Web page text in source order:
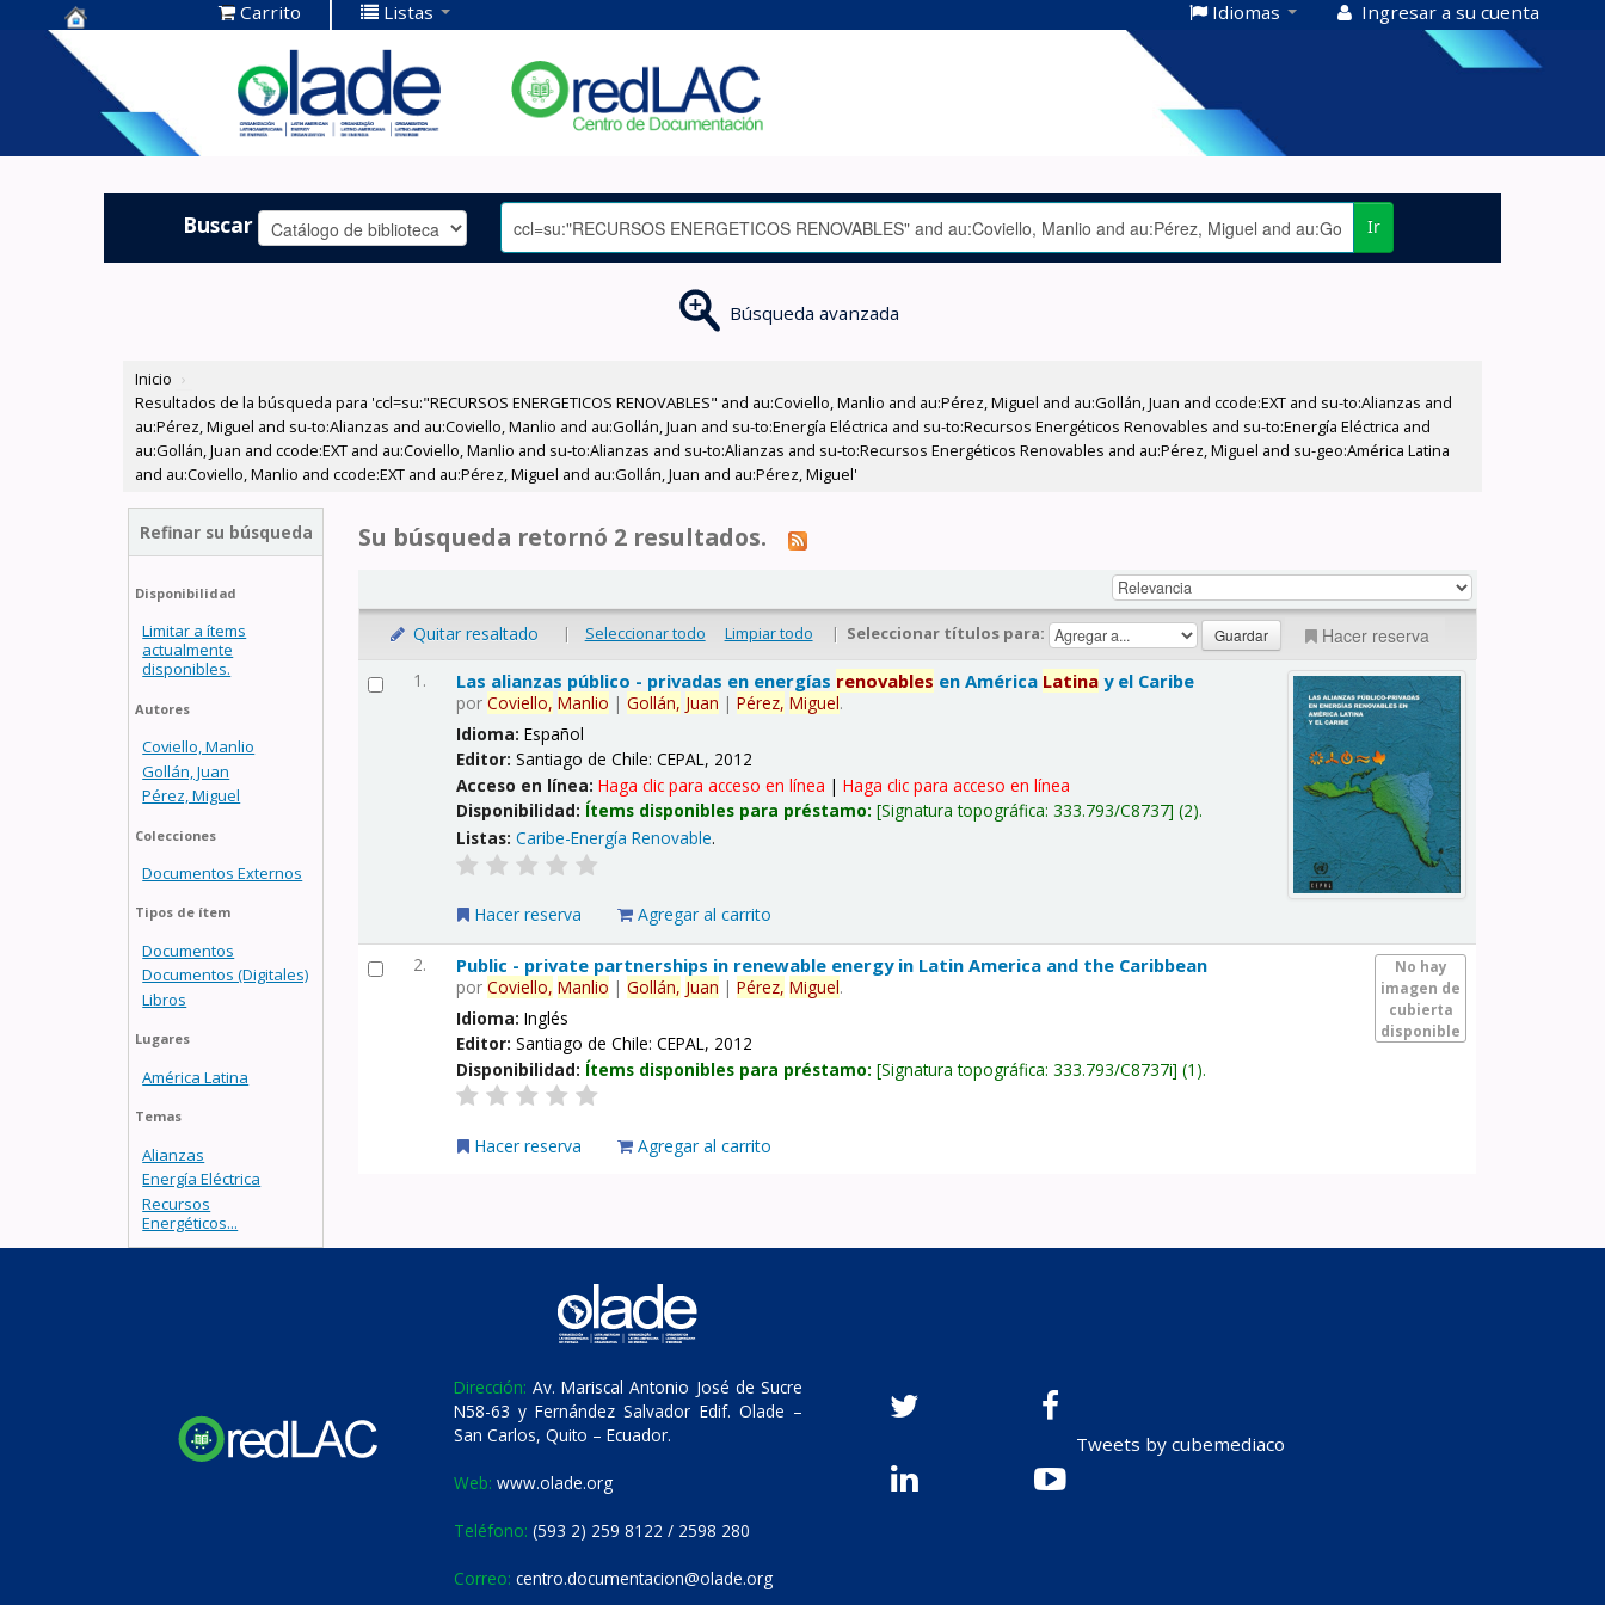
Centro de
Documentación
OLADE -
Carrito Listas Idiomas Ingresar a su cuenta
Buscar Ir
Búsqueda avanzada
Inicio ›
Resultados de la búsqueda para 'ccl=su:"RECURSOS ENERGETICOS RENOVABLES" and au:Coviello, Manlio and au:Pérez, Miguel and au:Gollán, Juan and ccode:EXT and su-to:Alianzas and
au:Pérez, Miguel and su-to:Alianzas and au:Coviello, Manlio and au:Gollán, Juan and su-to:Energía Eléctrica and su-to:Recursos Energéticos Renovables and su-to:Energía Eléctrica and
au:Gollán, Juan and ccode:EXT and au:Coviello, Manlio and su-to:Alianzas and su-to:Alianzas and su-to:Recursos Energéticos Renovables and au:Pérez, Miguel and su-geo:América Latina
and au:Coviello, Manlio and ccode:EXT and au:Pérez, Miguel and au:Gollán, Juan and au:Pérez, Miguel'
Refinar su búsqueda
Disponibilidad
Limitar a ítems
actualmente
disponibles.
Autores
Coviello, Manlio
Gollán, Juan
Pérez, Miguel
Colecciones
Documentos Externos
Tipos de ítem
Documentos
Documentos (Digitales)
Libros
Lugares
América Latina
Temas
Alianzas
Energía Eléctrica
Recursos
Energéticos...
Su búsqueda retornó 2 resultados.
Quitar resaltado | Seleccionar todo Limpiar todo | Seleccionar títulos para: Hacer reserva
1. Las alianzas público - privadas en energías renovables en América Latina y el Caribe
porCoviello, Manlio |Gollán, Juan |Pérez, Miguel.
Idioma:Español
Editor:Santiago de Chile: CEPAL, 2012
Acceso en línea:Haga clic para acceso en línea |Haga clic para acceso en línea
Disponibilidad: Ítems disponibles para préstamo: Signatura topográfica:333.793/C8737 (2).
Listas: Caribe-Energía Renovable.
Hacer reserva Agregar al carrito
2.
No hay
imagen de
cubierta
disponible
Public - private partnerships in renewable energy in Latin America and the Caribbean
porCoviello, Manlio |Gollán, Juan |Pérez, Miguel.
Idioma:Inglés
Editor:Santiago de Chile: CEPAL, 2012
Disponibilidad: Ítems disponibles para préstamo: Signatura topográfica:333.793/C8737i (1).
Hacer reserva Agregar al carrito
Dirección: Av. Mariscal Antonio José de Sucre
N58-63 y Fernández Salvador Edif. Olade –
San Carlos, Quito – Ecuador.
Web: www.olade.org
Teléfono: (593 2) 259 8122 / 2598 280
Correo: centro.documentacion@olade.org
Tweets by cubemediaco